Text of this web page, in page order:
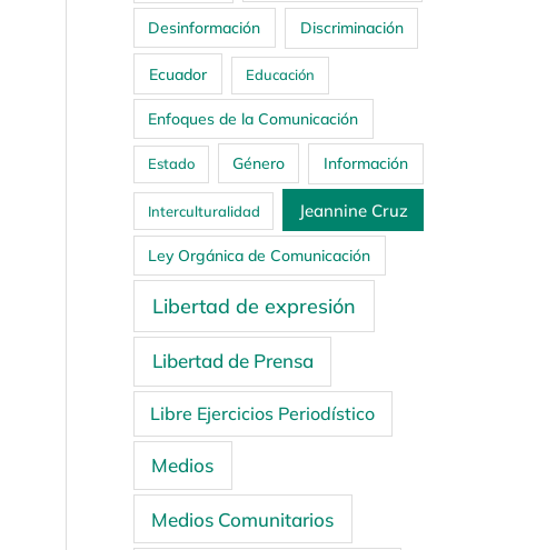
Desinformación Discriminación
Ecuador Educación
Enfoques de la Comunicación
Estado Género Información
Interculturalidad Jeannine Cruz
Ley Orgánica de Comunicación
Libertad de expresión
Libertad de Prensa
Libre Ejercicios Periodístico
Medios
Medios Comunitarios